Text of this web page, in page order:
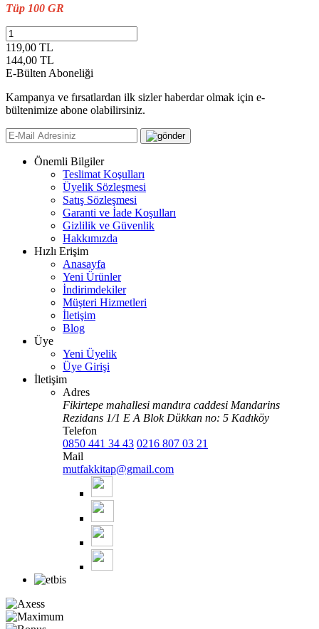
Tüp 100 GR
119,00 TL
144,00 TL
E-Bülten Aboneliği
Kampanya ve fırsatlardan ilk sizler haberdar olmak için e-
bültenimize abone olabilirsiniz.
Önemli Bilgiler
Teslimat Koşulları
Üyelik Sözleşmesi
Satış Sözleşmesi
Garanti ve İade Koşulları
Gizlilik ve Güvenlik
Hakkımızda
Hızlı Erişim
Anasayfa
Yeni Ürünler
İndirimdekiler
Müşteri Hizmetleri
İletişim
Blog
Üye
Yeni Üyelik
Üye Girişi
İletişim
Adres
Fikirtepe mahallesi mandıra caddesi Mandarins
Rezidans 1/1 E A Blok Dükkan no: 5 Kadıköy
Telefon
0850 441 34 43 0216 807 03 21
Mail
mutfakkitap@gmail.com